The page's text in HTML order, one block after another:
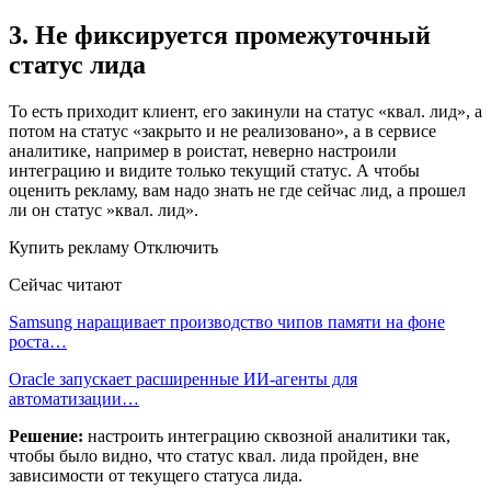
3. Не фиксируется промежуточный
статус лида
То есть приходит клиент, его закинули на статус «квал. лид», а
потом на статус «закрыто и не реализовано», а в сервисе
аналитике, например в роистат, неверно настроили
интеграцию и видите только текущий статус. А чтобы
оценить рекламу, вам надо знать не где сейчас лид, а прошел
ли он статус »квал. лид».
Купить рекламу Отключить
Сейчас читают
Samsung наращивает производство чипов памяти на фоне
роста…
Oracle запускает расширенные ИИ‑агенты для
автоматизации…
Решение: настроить интеграцию сквозной аналитики так,
чтобы было видно, что статус квал. лида пройден, вне
зависимости от текущего статуса лида.